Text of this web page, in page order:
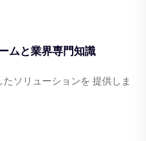
ムと業界専門知識
ソリューションを 提供しま